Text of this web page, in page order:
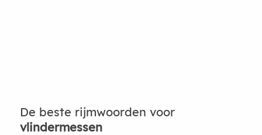
De beste rijmwoorden voor
vlindermessen